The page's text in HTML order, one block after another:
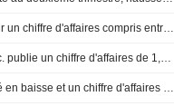
(GFL) GFL Environmental table désormais sur un chiffre d'affaires compris entre 7,51 et 7,53 milliards de dollars canadiens pour 2026, contre un consensus FactSet de 7,37 milliards
Flash résultats (GFL) : GFL Environmental Inc. publie un chiffre d'affaires de 1,95 milliard de dollars canadiens au deuxième trimestre, contre 1,34 milliard attendu par le consensus FactSet
GFL Environmental affiche un bénéfice ajusté en baisse et un chiffre d'affaires en hausse au deuxième trimestre ; les perspectives annuelles sont relevées